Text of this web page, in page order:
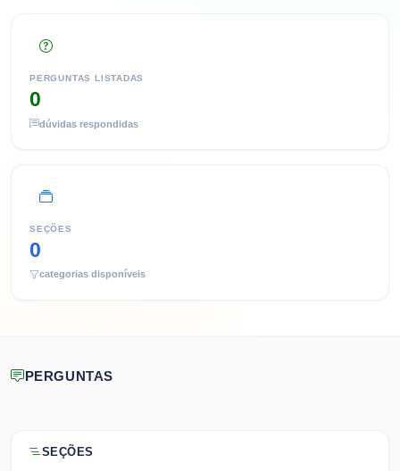
PERGUNTAS LISTADAS
0
dúvidas respondidas
SEÇÕES
0
categorias disponíveis
PERGUNTAS
SEÇÕES